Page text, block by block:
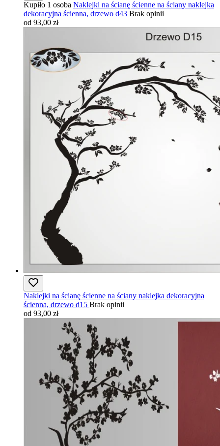
Kupiło 1 osoba Naklejki na ścianę ścienne na ściany naklejka
dekoracyjna ścienna, drzewo d43 Brak opinii
od 93,00 zł
Naklejki na ścianę ścienne na ściany naklejka dekoracyjna
ścienna, drzewo d15 Brak opinii
od 93,00 zł